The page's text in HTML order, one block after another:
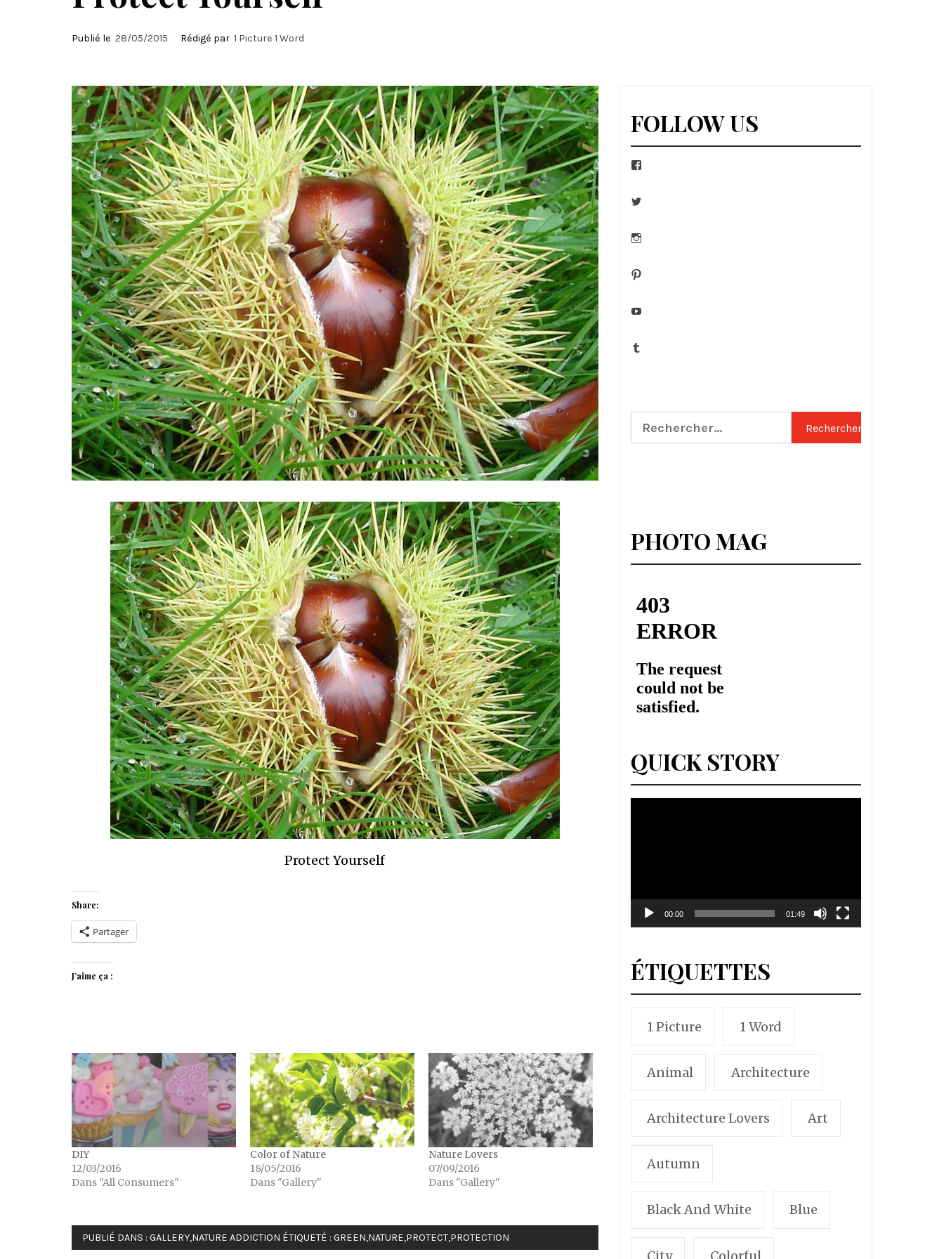
Publié le 28/05/2015 Rédigé par 1 Picture 1 Word
Protect Yourself
Share:
Partager
J’aime ça :
DIY
12/03/2016
Dans "All Consumers"
Color of Nature
18/05/2016
Dans "Gallery"
Nature Lovers
07/09/2016
Dans "Gallery"
PUBLIÉ DANS : GALLERY,NATURE ADDICTION ÉTIQUETÉ : GREEN,NATURE,PROTECT,PROTECTION
FOLLOW US
Facebook
Twitter
Instagram
Pinterest
YouTube
Tumblr
Rechercher :
PHOTO MAG
QUICK STORY
00:00 01:49
ÉTIQUETTES
1 Picture 1 Word
Animal Architecture
Architecture Lovers Art
Autumn
Black And White Blue
City Colorful